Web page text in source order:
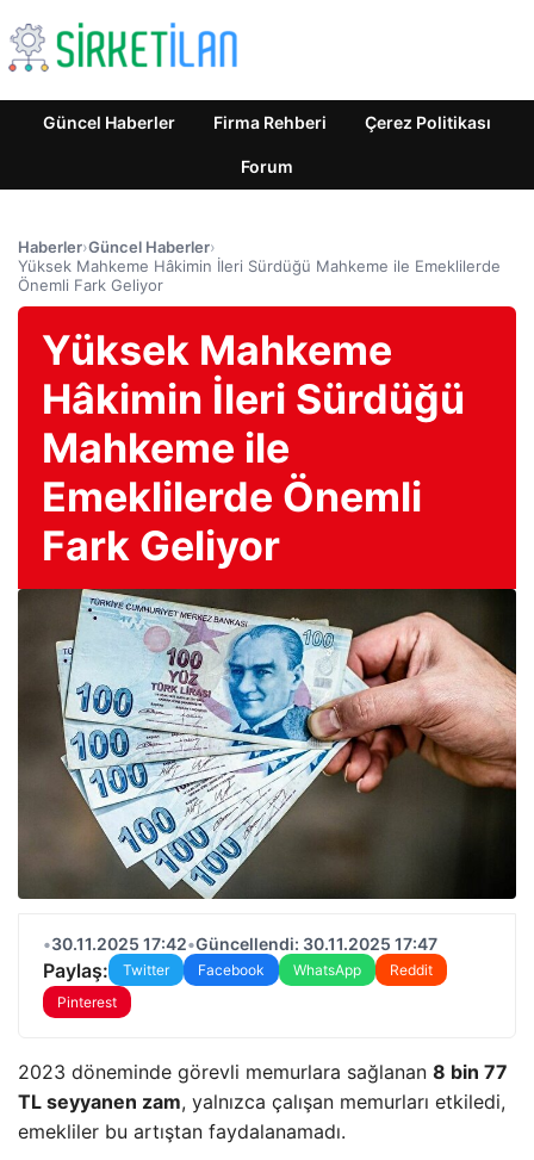
Güncel Haberler Firma Rehberi Çerez Politikası
Forum
Haberler›Güncel Haberler›
Yüksek Mahkeme Hâkimin İleri Sürdüğü Mahkeme ile Emeklilerde
Önemli Fark Geliyor
Yüksek Mahkeme
Hâkimin İleri Sürdüğü
Mahkeme ile
Emeklilerde Önemli
Fark Geliyor
•30.11.2025 17:42•Güncellendi: 30.11.2025 17:47
Paylaş: Twitter Facebook WhatsApp
Reddit
Pinterest
2023 döneminde görevli memurlara sağlanan 8 bin 77
TL seyyanen zam, yalnızca çalışan memurları etkiledi,
emekliler bu artıştan faydalanamadı.